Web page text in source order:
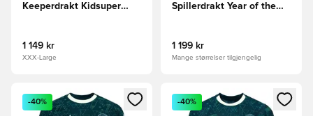
Keeperdrakt Kidsuper
1 149 kr
XXX-Large
Spillerdrakt Year of the
1 199 kr
Mange størrelser tilgjengelig
Åpner en Modal for å logge inn eller registrere deg som
-40%
Åpner en Modal for å logge
-40%